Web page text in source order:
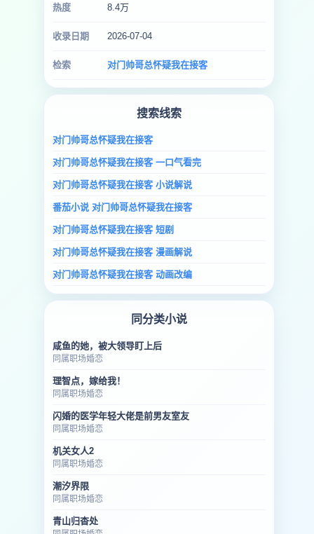
热度 8.4万
收录日期 2026-07-04
检索 对门帅哥总怀疑我在接客
搜索线索
对门帅哥总怀疑我在接客
对门帅哥总怀疑我在接客 一口气看完
对门帅哥总怀疑我在接客 小说解说
番茄小说 对门帅哥总怀疑我在接客
对门帅哥总怀疑我在接客 短剧
对门帅哥总怀疑我在接客 漫画解说
对门帅哥总怀疑我在接客 动画改编
同分类小说
咸鱼的她，被大领导盯上后
同属职场婚恋
理智点，嫁给我！
同属职场婚恋
闪婚的医学年轻大佬是前男友室友
同属职场婚恋
机关女人2
同属职场婚恋
潮汐界限
同属职场婚恋
青山归杳处